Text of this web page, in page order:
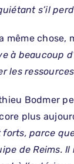
s’il
même chose,
à beaucoup
les
Bodmer
plus
forts, parce
de Reims.